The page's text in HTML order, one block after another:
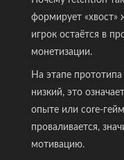
формирует «хвост»
игрок остаётся в
монетизации.
На этапе
низкий, это
опыте или core-
проваливается,
мотивацию.